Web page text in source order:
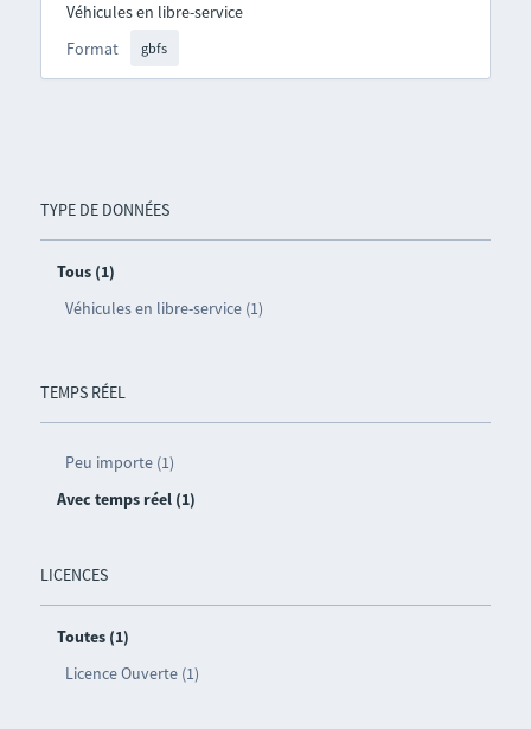
TYPE DE DONNÉES
Tous (1)
Véhicules en libre-service (1)
TEMPS RÉEL
Peu importe (1)
Avec temps réel (1)
LICENCES
Toutes (1)
Licence Ouverte (1)
Format gbfs
Véhicules en libre-service